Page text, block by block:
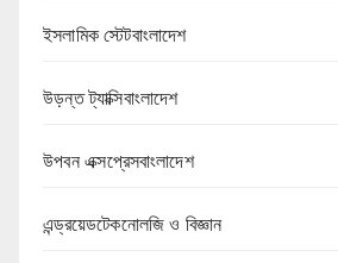
ইসলামিক স্টেটবাংলাদেশ
উড়ন্ত ট্যাক্সিবাংলাদেশ
উপবন এক্সপ্রেসবাংলাদেশ
এন্ড্রয়েডটেকনোলজি ও বিজ্ঞান